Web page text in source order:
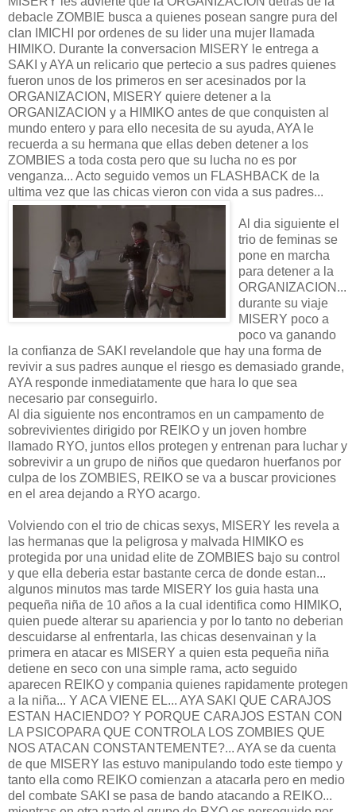
debacle ZOMBIE busca a quienes posean sangre pura del
clan IMICHI por ordenes de su lider una mujer llamada
HIMIKO. Durante la conversacion MISERY le entrega a
SAKI y AYA un relicario que pertecio a sus padres quienes
fueron unos de los primeros en ser acesinados por la
ORGANIZACION, MISERY quiere detener a la
ORGANIZACION y a HIMIKO antes de que conquisten al
mundo entero y para ello necesita de su ayuda, AYA le
recuerda a su hermana que ellas deben detener a los
ZOMBIES a toda costa pero que su lucha no es por
venganza... Acto seguido vemos un FLASHBACK de la
ultima vez que las chicas vieron con vida a sus padres...
Al dia siguiente el
trio de feminas se
pone en marcha
para detener a la
ORGANIZACION...
durante su viaje
MISERY poco a
poco va ganando
la confianza de SAKI revelandole que hay una forma de
revivir a sus padres aunque el riesgo es demasiado grande,
AYA responde inmediatamente que hara lo que sea
necesario par conseguirlo.
Al dia siguiente nos encontramos en un campamento de
sobrevivientes dirigido por REIKO y un joven hombre
llamado RYO, juntos ellos protegen y entrenan para luchar y
sobrevivir a un grupo de niños que quedaron huerfanos por
culpa de los ZOMBIES, REIKO se va a buscar proviciones
en el area dejando a RYO acargo.
Volviendo con el trio de chicas sexys, MISERY les revela a
las hermanas que la peligrosa y malvada HIMIKO es
protegida por una unidad elite de ZOMBIES bajo su control
y que ella deberia estar bastante cerca de donde estan...
algunos minutos mas tarde MISERY los guia hasta una
pequeña niña de 10 años a la cual identifica como HIMIKO,
quien puede alterar su apariencia y por lo tanto no deberian
descuidarse al enfrentarla, las chicas desenvainan y la
primera en atacar es MISERY a quien esta pequeña niña
detiene en seco con una simple rama, acto seguido
aparecen REIKO y compania quienes rapidamente protegen
a la niña... Y ACA VIENE EL... AYA SAKI QUE CARAJOS
ESTAN HACIENDO? Y PORQUE CARAJOS ESTAN CON
LA PSICOPARA QUE CONTROLA LOS ZOMBIES QUE
NOS ATACAN CONSTANTEMENTE?... AYA se da cuenta
de que MISERY las estuvo manipulando todo este tiempo y
tanto ella como REIKO comienzan a atacarla pero en medio
del combate SAKI se pasa de bando atacando a REIKO...